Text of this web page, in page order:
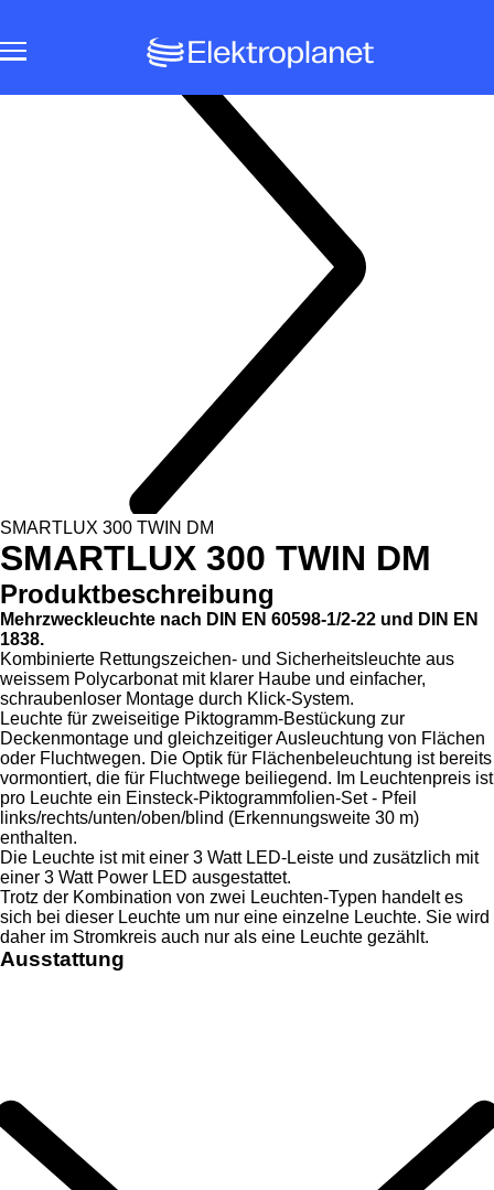
SMARTLUX 300 TWIN DM
SMARTLUX 300 TWIN DM
Produktbeschreibung
Mehrzweckleuchte nach DIN EN 60598-1/2-22 und DIN EN
1838.
Kombinierte Rettungszeichen- und Sicherheitsleuchte aus
weissem Polycarbonat mit klarer Haube und einfacher,
schraubenloser Montage durch Klick-System.
Leuchte für zweiseitige Piktogramm-Bestückung zur
Deckenmontage und gleichzeitiger Ausleuchtung von Flächen
oder Fluchtwegen. Die Optik für Flächenbeleuchtung ist bereits
vormontiert, die für Fluchtwege beiliegend. Im Leuchtenpreis ist
pro Leuchte ein Einsteck-Piktogrammfolien-Set - Pfeil
links/rechts/unten/oben/blind (Erkennungsweite 30 m)
enthalten.
Die Leuchte ist mit einer 3 Watt LED-Leiste und zusätzlich mit
einer 3 Watt Power LED ausgestattet.
Trotz der Kombination von zwei Leuchten-Typen handelt es
sich bei dieser Leuchte um nur eine einzelne Leuchte. Sie wird
daher im Stromkreis auch nur als eine Leuchte gezählt.
Ausstattung